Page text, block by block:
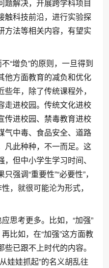
题解决，开展跨学科项目
触科技前沿，进行实验探
方法等相关内容，有望实
“增负”的原则，一旦得到
他方面教育的减负和优化
年，除了传统课程外，
走进校园。传统文化进校
传进校园、禁毒教育进校
气中毒、食品安全、道路
凡此种种，不一而足。这
但中小学生学习时间、
强调“重要性”“必要性”，
，就很可能沦为形式，
思考更多。比如，“加强”
比如，在“加强”这方面教
已跟不上时代的内容。
娃娃抓起”的名义胡乱往